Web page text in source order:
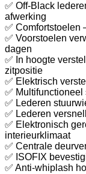
✅ Off-Black
afwerking
✅ Comfortstoelen
✅ Voorstoelen
dagen
✅ In hoogte
zitpositie
✅ Elektrisch
✅
✅ Lederen
✅ Lederen
✅ Elektronisch
interieurklimaat
✅ Centrale
✅ ISOFIX
✅ Anti-whiplash